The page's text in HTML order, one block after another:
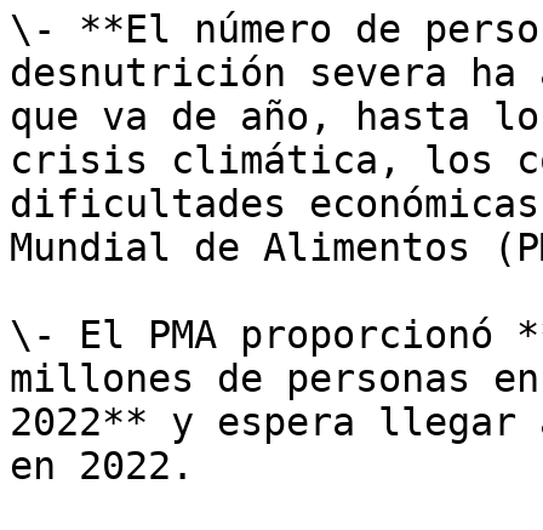
\- **El número de
desnutrición severa ha
que va de año, hasta
crisis climática, los
dificultades
Mundial de Alimentos
\- El PMA proporcionó
millones de personas
2022** y espera llegar
en 2022.